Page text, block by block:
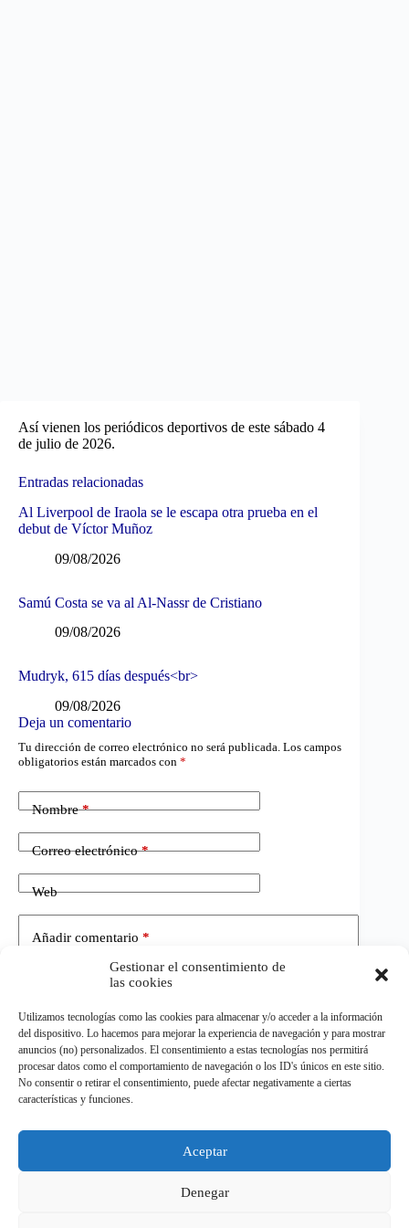
Gestionar el consentimiento de
las cookies
Utilizamos tecnologías como las cookies para almacenar y/o acceder a la información
del dispositivo. Lo hacemos para mejorar la experiencia de navegación y para mostrar
anuncios (no) personalizados. El consentimiento a estas tecnologías nos permitirá
procesar datos como el comportamiento de navegación o los ID's únicos en este sitio.
No consentir o retirar el consentimiento, puede afectar negativamente a ciertas
características y funciones.
Aceptar
Denegar
Así vienen los periódicos deportivos de este sábado 4
de julio de 2026.
Entradas relacionadas
Al Liverpool de Iraola se le escapa otra prueba en el
debut de Víctor Muñoz
09/08/2026
Samú Costa se va al Al-Nassr de Cristiano
09/08/2026
Mudryk, 615 días después<br>
09/08/2026
Deja un comentario
Tu dirección de correo electrónico no será publicada. Los campos
obligatorios están marcados con *
Nombre*
Correo electrónico*
Web
Añadir comentario *
Publicar el comentario
Todos los derechos reservados.